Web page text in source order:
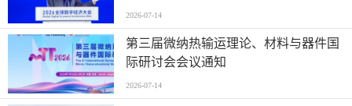
2026-07-14
第三届微纳热输运理论、材料与器件国
际研讨会会议通知
2026-07-14